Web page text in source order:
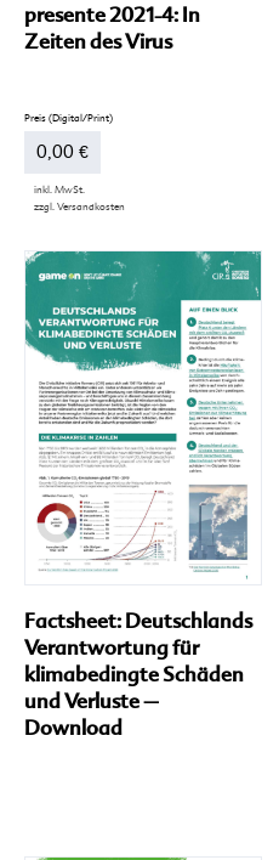
presente 2021-4: In
Zeiten des Virus
0,00 €
inkl. MwSt.
zzgl. Versandkosten
weist
mehrere
Varianten
auf.
Die
Optionen
können
auf
der
Produktseite
gewählt
werden
Factsheet: Deutschlands
Verantwortung für
klimabedingte Schäden
und Verluste –
Download